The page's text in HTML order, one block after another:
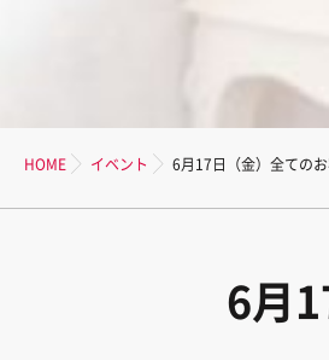
HOME イベント 6月17日（金）全ての
6月